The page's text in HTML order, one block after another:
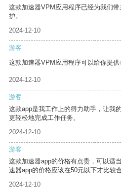
这款加速器VPM应用程序已经为我们
护。
2024-12-10
游客
这款加速器VPM应用程序可以给你提供
2024-12-10
游客
这款app是我工作上的得力助手，让我
更轻松地完成工作任务。
2024-12-10
游客
这款加速器app的价格有点贵，可以适
速器app的价格应该在50元以下才比较合
2024-12-10